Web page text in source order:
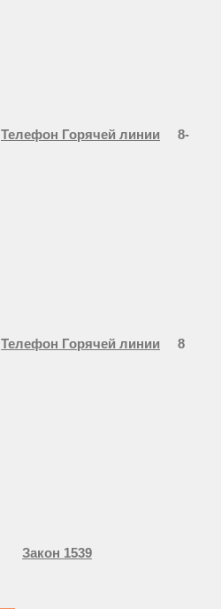
Телефон Горячей линии
8-
Телефон Горячей линии
8
Закон 1539